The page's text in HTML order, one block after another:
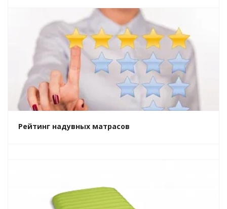
Рейтинг надувных матрасов